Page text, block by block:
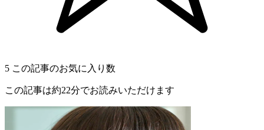
5 この記事のお気に入り数
この記事は約22分でお読みいただけます